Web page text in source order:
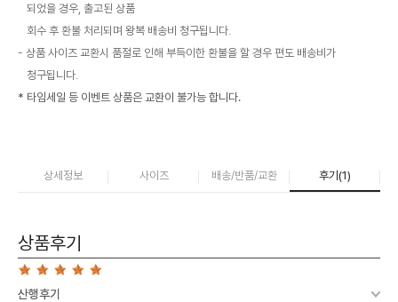
되었을 경우, 출고된 상품
회수 후 환불 처리되며 왕복 배송비 청구됩니다.
상품 사이즈 교환시 품절로 인해 부득이한 환불을 할 경우 편도 배송비가
청구됩니다.
* 타임세일 등 이벤트 상품은 교환이 불가능 합니다.
상세정보 사이즈 배송/반품/교환 후기(1)
상품후기
산행후기